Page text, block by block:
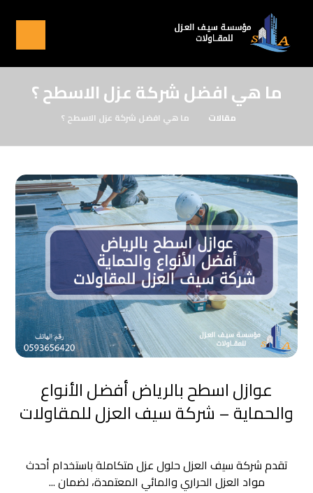
ما هي افضل شركة عزل الاسطح ؟
مقالات ما هي افضل شركة عزل الاسطح ؟
عوازل اسطح بالرياض أفضل الأنواع
والحماية – شركة سيف العزل للمقاولات
تقدم شركة سيف العزل حلول عزل متكاملة باستخدام أحدث
مواد العزل الحراري والمائي المعتمدة، لضمان ...